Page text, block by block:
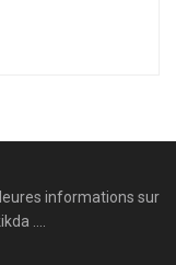
informations sur
....